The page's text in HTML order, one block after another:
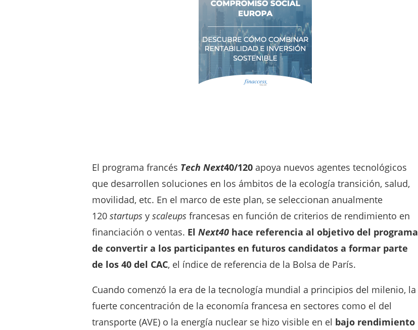
El programa francés Tech Next40/120 apoya nuevos agentes tecnológicos
que desarrollen soluciones en los ámbitos de la ecología transición, salud,
movilidad, etc. En el marco de este plan, se seleccionan anualmente
120 startups y scaleups francesas en función de criterios de rendimiento en
financiación o ventas. El Next40 hace referencia al objetivo del programa
de convertir a los participantes en futuros candidatos a formar parte
de los 40 del CAC, el índice de referencia de la Bolsa de París.
Cuando comenzó la era de la tecnología mundial a principios del milenio, la
fuerte concentración de la economía francesa en sectores como el del
transporte (AVE) o la energía nuclear se hizo visible en el bajo rendimiento